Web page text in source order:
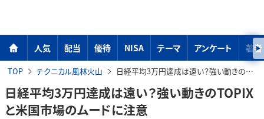
人気 配当 優待 NISA テーマ アンケート 著者
TOP テクニカル風林火山 日経平均3万円達成は遠い？強い動きのTOPIXと米国市場のムードに注意
日経平均3万円達成は遠い？強い動きのTOPIX
と米国市場のムードに注意